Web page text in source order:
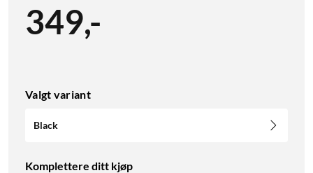
349,-
Valgt variant
Black
Komplettere ditt kjøp